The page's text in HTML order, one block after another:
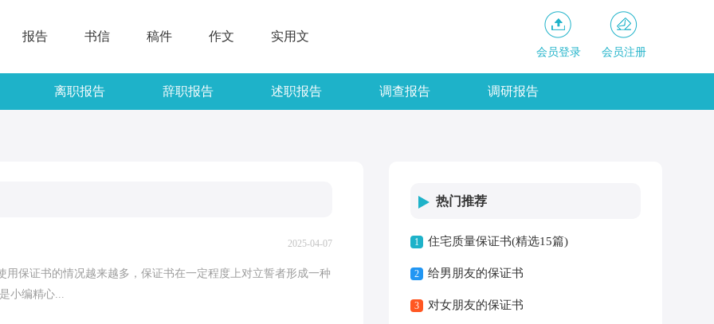
报告 书信 稿件 作文 实用文
会员登录 会员注册
离职报告 辞职报告 述职报告 调查报告 调研报告
2025-04-07
保证书的情况越来越多，保证书在一定程度上对立誓者形成一种
小编精心...
热门推荐
1 住宅质量保证书(精选15篇)
2 给男朋友的保证书
3 对女朋友的保证书